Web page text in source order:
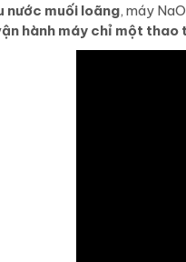
nước muối loãng, máy
hành máy chỉ một thao